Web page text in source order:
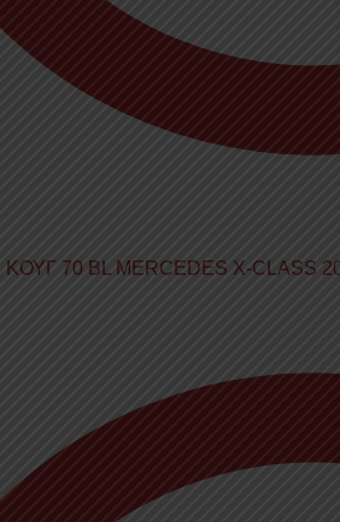
70 BL MERCEDES X-CLASS